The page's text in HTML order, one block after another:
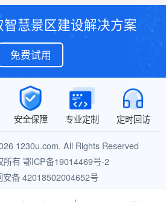
慧景区建设解决方案
免费试用
安全保障 专业定制 定时回访
1230u.com. All Rights Reserved
所有 鄂ICP备19014469号-2
安备 42018502004652号